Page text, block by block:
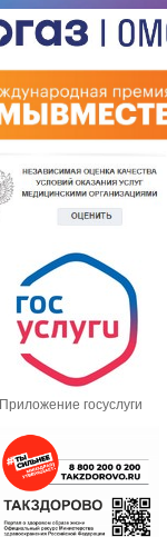
Приложение госуслуги